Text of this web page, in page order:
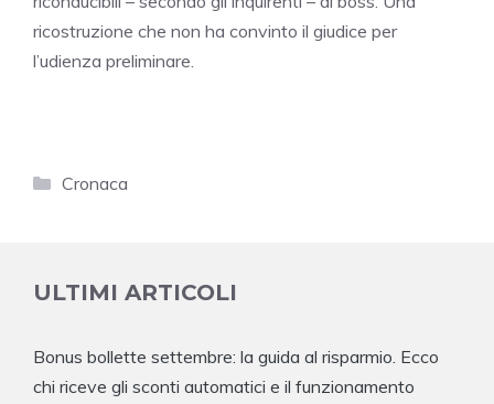
ricostruzione che non ha convinto il giudice per
l’udienza preliminare.
Categorie
Cronaca
ULTIMI ARTICOLI
Bonus bollette settembre: la guida al risparmio. Ecco
chi riceve gli sconti automatici e il funzionamento